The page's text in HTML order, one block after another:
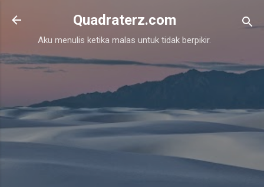
Skip to main content
Quadraterz.com
Aku menulis ketika malas untuk tidak berpikir.